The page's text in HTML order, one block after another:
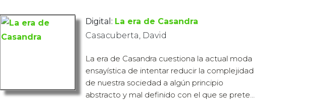
Digital: La era de Casandra
Casacuberta, David
La era de Casandra cuestiona la actual moda
ensayística de intentar reducir la complejidad
de nuestra sociedad a algún principio
abstracto y mal definido con el que se prete...